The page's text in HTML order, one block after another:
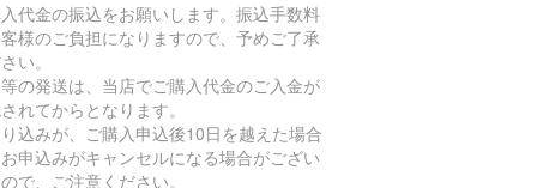
代金の振込をお願いします。振込手数料
様のご負担になりますので、予めご了承
い。
の発送は、当店でご購入代金のご入金が
れてからとなります。
込みが、ご購入申込後10日を越えた場合
申込みがキャンセルになる場合がござい
で、ご注意ください。